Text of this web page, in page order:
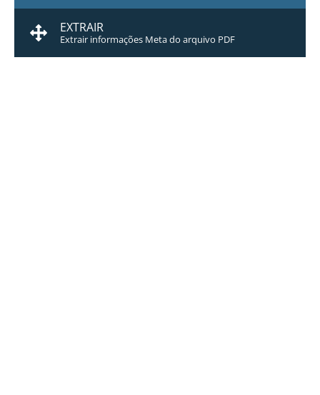
EXTRAIR
Extrair informações Meta do arquivo PDF